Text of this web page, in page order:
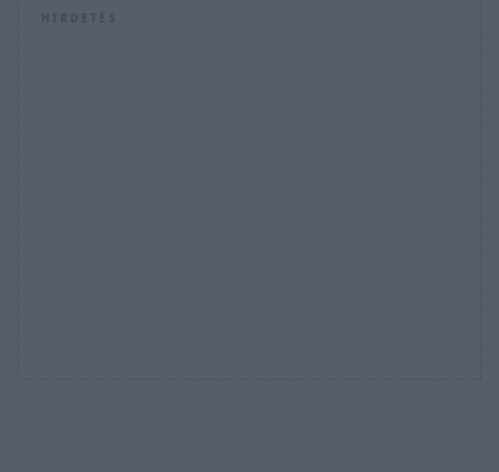
HIRDETÉS